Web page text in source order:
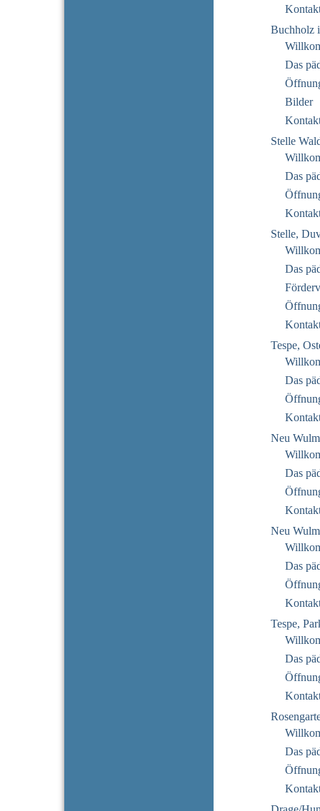
Buchholz
Das
Bilder
Stelle
Das
Stelle,
Das
Tespe,
Das
Neu
Das
Neu
Das
Tespe,
Das
Das